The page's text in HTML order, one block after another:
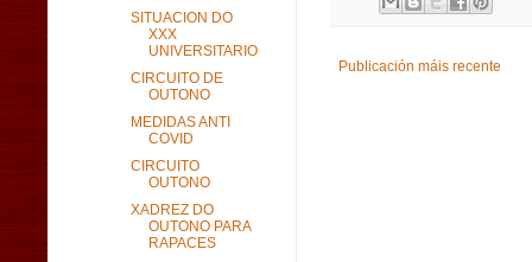
Publicación máis recente
SITUACION DO
XXX
UNIVERSITARIO
CIRCUITO DE
OUTONO
MEDIDAS ANTI
COVID
CIRCUITO
OUTONO
XADREZ DO
OUTONO PARA
RAPACES